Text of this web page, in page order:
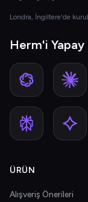
Londra, İngiltere'de
Herm'i Yapay
ÜRÜN
Alışveriş Önerileri